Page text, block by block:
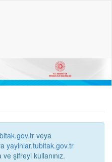
veya
yayinlar.tubitak.gov.tr
şifreyi kullanınız.